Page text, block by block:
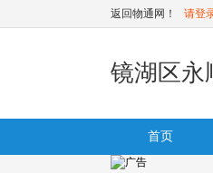
返回物通网！ 请登
镜湖区永
首页